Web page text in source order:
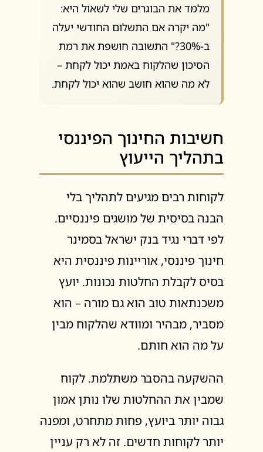
מלמד את הבוגרים שלי לשאול היא:
"מה יקרה אם התשלום החודשי יעלה
ב-30%?" התשובה חושפת את רמת
הסיכון שהלקוח באמת יכול לקחת –
לא מה שהוא חושב שהוא יכול לקחת.
חשיבות החינוך הפיננסי
בתהליך הייעוץ
לקוחות רבים מגיעים לתהליך בלי
הבנה בסיסית של מושגים פיננסיים.
לפי דברי נגיד בנק ישראל בסמינר
חינוך פיננסי, אוריינות פיננסית היא
בסיס לקבלת החלטות נכונות. יועץ
משכנתאות טוב הוא גם מורה – הוא
מסביר, מבהיר ומוודא שהלקוח מבין
על מה הוא חותם.
ההשקעה בהסבר משתלמת. לקוח
שמבין את ההחלטות שלו נותן אמון
גבוה יותר ביועץ, פחות מתחרט, ומפנה
יותר לקוחות חדשים. זה לא רק עניין